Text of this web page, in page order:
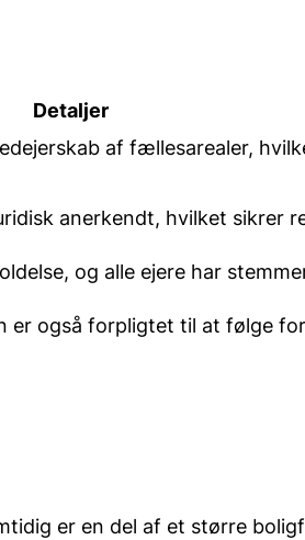
Detaljer
af fællesarealer,
anerkendt, hvilket sikrer
og alle ejere har
er også forpligtet til at følge
er en del af et større